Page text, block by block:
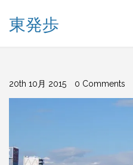
東発歩
20th 10月 2015 0 Comments